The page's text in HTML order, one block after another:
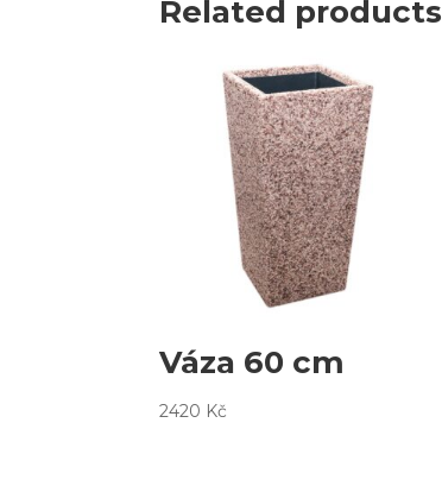
Related products
Váza 60 cm
2420 Kč